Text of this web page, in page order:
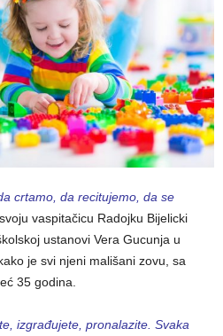
crtamo, da recitujemo, da se
vaspitačicu Radojku Bijelicki
ustanovi Vera Gucunja u
je svi njeni mališani zovu, sa
35 godina.
izgrađujete, pronalazite. Svaka